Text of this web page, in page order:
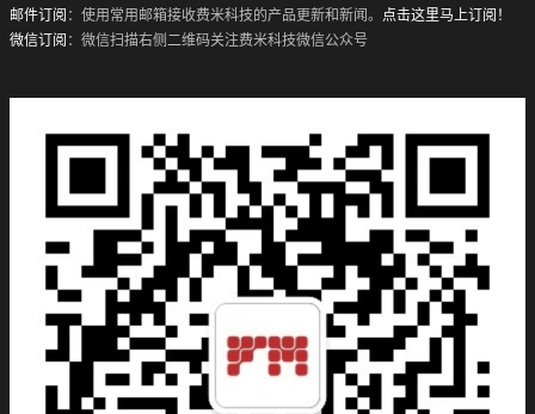
邮件订阅 ：使用常用邮箱接收费米科技的产品更新和新闻。 点击这里马上订阅！
微信订阅 ：微信扫描右侧二维码关注费米科技微信公众号